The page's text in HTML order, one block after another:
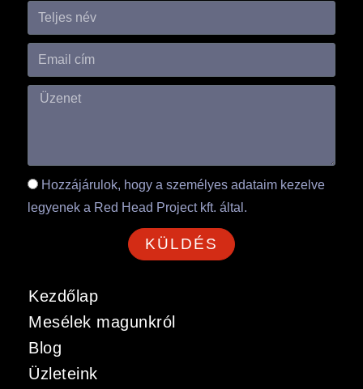
Hozzájárulok, hogy a személyes adataim kezelve
legyenek a Red Head Project kft. által.
KÜLDÉS
Kezdőlap
Mesélek magunkról
Blog
Üzleteink